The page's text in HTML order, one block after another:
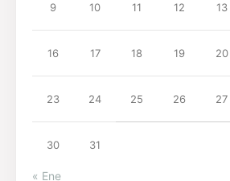
9 10 11 12 13
16 17 18 19 20
23 24 25 26 27
30 31
« Ene